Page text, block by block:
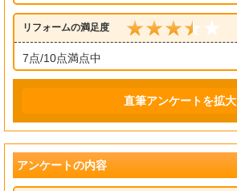
リフォームの満足度
7点/10点満点中
直筆アンケートを拡大
アンケートの内容